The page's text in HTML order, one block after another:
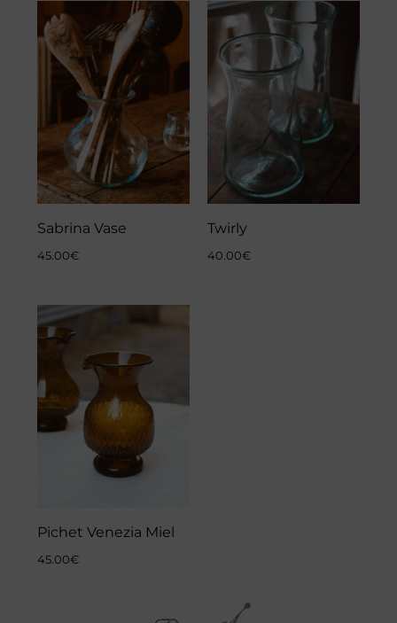
Sabrina Vase
45.00€
Twirly
40.00€
Pichet Venezia Miel
45.00€